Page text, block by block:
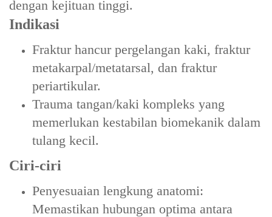
dengan kejituan tinggi.
Indikasi
‌Fraktur hancur pergelangan kaki‌, ‌fraktur
metakarpal/metatarsal‌, dan ‌fraktur
periartikular‌.
‌Trauma tangan/kaki kompleks‌ yang
memerlukan kestabilan biomekanik dalam
tulang kecil.
Ciri-ciri
‌Penyesuaian lengkung anatomi‌:
Memastikan hubungan optima antara